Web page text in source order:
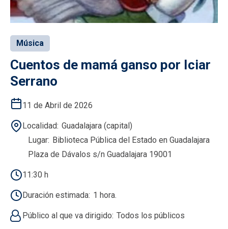
Música
Cuentos de mamá ganso por Iciar
Serrano
11 de Abril de 2026
Localidad Guadalajara (capital)
Lugar Biblioteca Pública del Estado en Guadalajara
Plaza de Dávalos s/n Guadalajara 19001
11:30 h
Duración estimada 1 hora.
Público al que va dirigido Todos los públicos